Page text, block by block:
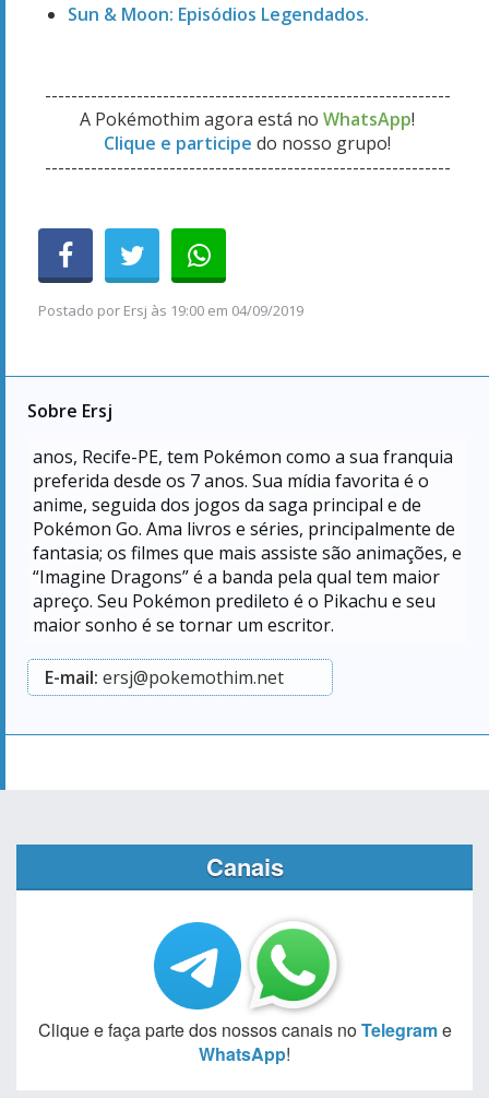
Sun & Moon: Episódios Legendados.
--------------------------------------------------------------
A Pokémothim agora está no WhatsApp!
Clique e participe do nosso grupo!
--------------------------------------------------------------
Postado por Ersj às 19:00 em 04/09/2019
Sobre Ersj
anos, Recife-PE, tem Pokémon como a sua franquia
preferida desde os 7 anos. Sua mídia favorita é o
anime, seguida dos jogos da saga principal e de
Pokémon Go. Ama livros e séries, principalmente de
fantasia; os filmes que mais assiste são animações, e
“Imagine Dragons” é a banda pela qual tem maior
apreço. Seu Pokémon predileto é o Pikachu e seu
maior sonho é se tornar um escritor.
E-mail: ersj@pokemothim.net
Canais
Clique e faça parte dos nossos canais noTelegrame
WhatsApp!